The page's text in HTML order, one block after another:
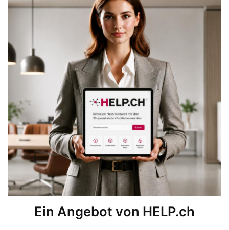
Ein Angebot von HELP.ch